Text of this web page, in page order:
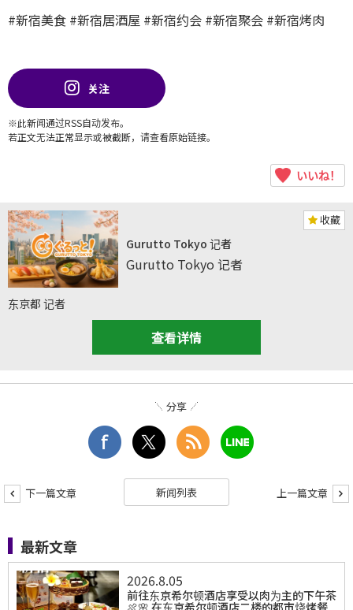
#新宿美食 #新宿居酒屋 #新宿约会 #新宿聚会 #新宿烤肉
关注
※此新闻通过RSS自动发布。
若正文无法正常显示或被截断，请查看原始链接。
いいね！
收藏
Gurutto Tokyo 记者
Gurutto Tokyo 记者
东京都 记者
查看详情
分享
下一篇文章 新闻列表 上一篇文章
最新文章
2026.8.05
前往东京希尔顿酒店享受以肉为主的下午茶